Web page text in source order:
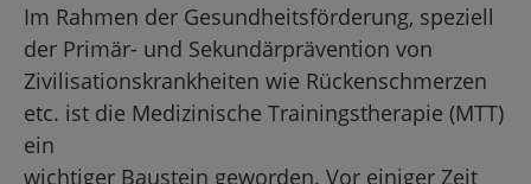
Im Rah­men der Ge­sund­heits­för­de­rung, spe­zi­ell
der Pri­mär- und Se­kun­där­prä­ven­ti­on von
Zi­vi­li­sa­ti­ons­krank­hei­ten wie Rü­cken­schmer­zen
etc. ist die Me­di­zi­ni­sche Trai­nings­the­ra­pie (MTT)
ein
wich­ti­ger Bau­stein ge­wor­den. Vor ei­ni­ger Zeit